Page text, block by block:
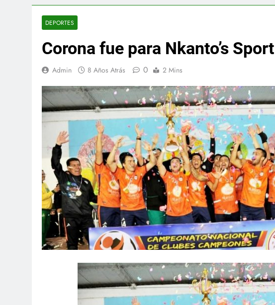
DEPORTES
Corona fue para Nkanto’s Sport
Admin 8 Años Atrás 0 2 Mins